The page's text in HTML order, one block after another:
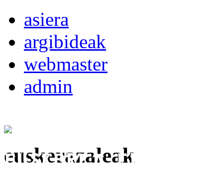
asiera
argibideak
webmaster
admin
Euskerea Erabilte
euskerazaleak